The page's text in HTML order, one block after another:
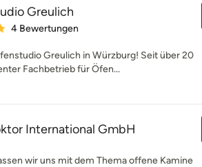
Greulich
Bewertung: 5 von 5 Sternen
4 Bewertungen
Greulich in Würzburg! Seit über 20
Fachbetrieb für Öfen...
International GmbH
wir uns mit dem Thema offene Kamine